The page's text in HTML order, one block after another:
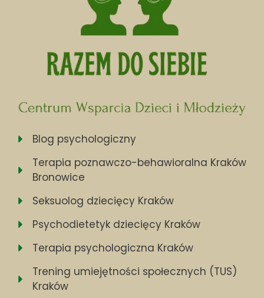
Blog psychologiczny
Terapia poznawczo-behawioralna Kraków
Bronowice
Seksuolog dziecięcy Kraków
Psychodietetyk dziecięcy Kraków
Terapia psychologiczna Kraków
Trening umiejętności społecznych (TUS)
Kraków